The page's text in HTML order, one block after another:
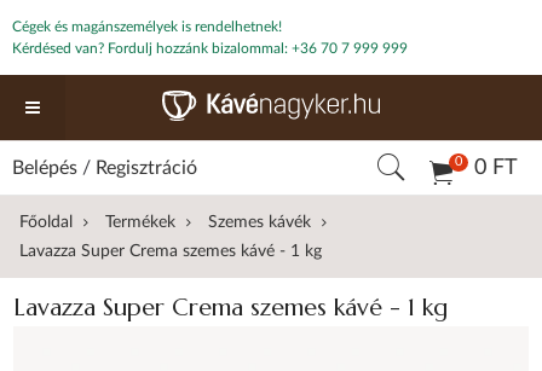
Cégek és magánszemélyek is rendelhetnek!
Kérdésed van? Fordulj hozzánk bizalommal: +36 70 7 999 999
0 0 FT
Belépés / Regisztráció
Főoldal Termékek
Szemes kávék
Lavazza Super Crema szemes kávé - 1 kg
Lavazza Super Crema szemes kávé - 1 kg